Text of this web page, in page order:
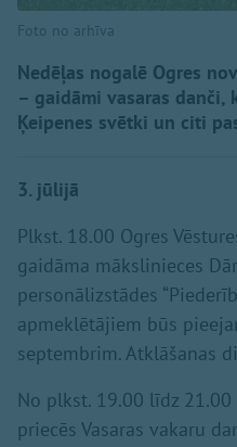
Foto no arhīva
Nedēļas nogalē Ogres
– gaidāmi vasaras danči,
Ķeipenes svētki un citi
3. jūlijā
Plkst. 18.00 Ogres
gaidāma mākslinieces
personālizstādes
apmeklētājiem būs
septembrim. Atklāšanas
No plkst. 19.00 līdz
priecēs Vasaras vakaru